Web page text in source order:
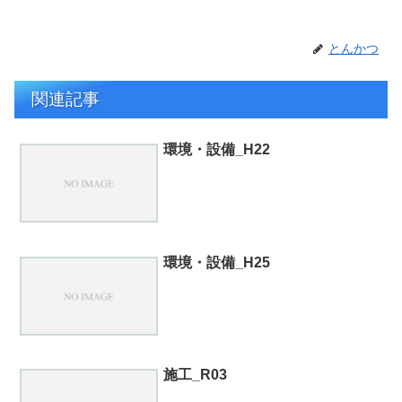
とんかつ
関連記事
環境・設備_H22
環境・設備_H25
施工_R03